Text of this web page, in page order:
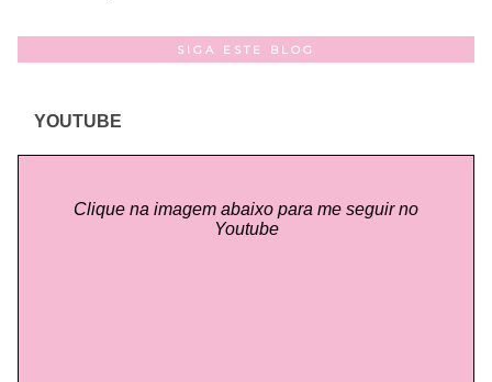
SIGA ESTE BLOG
YOUTUBE
Clique na imagem abaixo para me seguir no
Youtube